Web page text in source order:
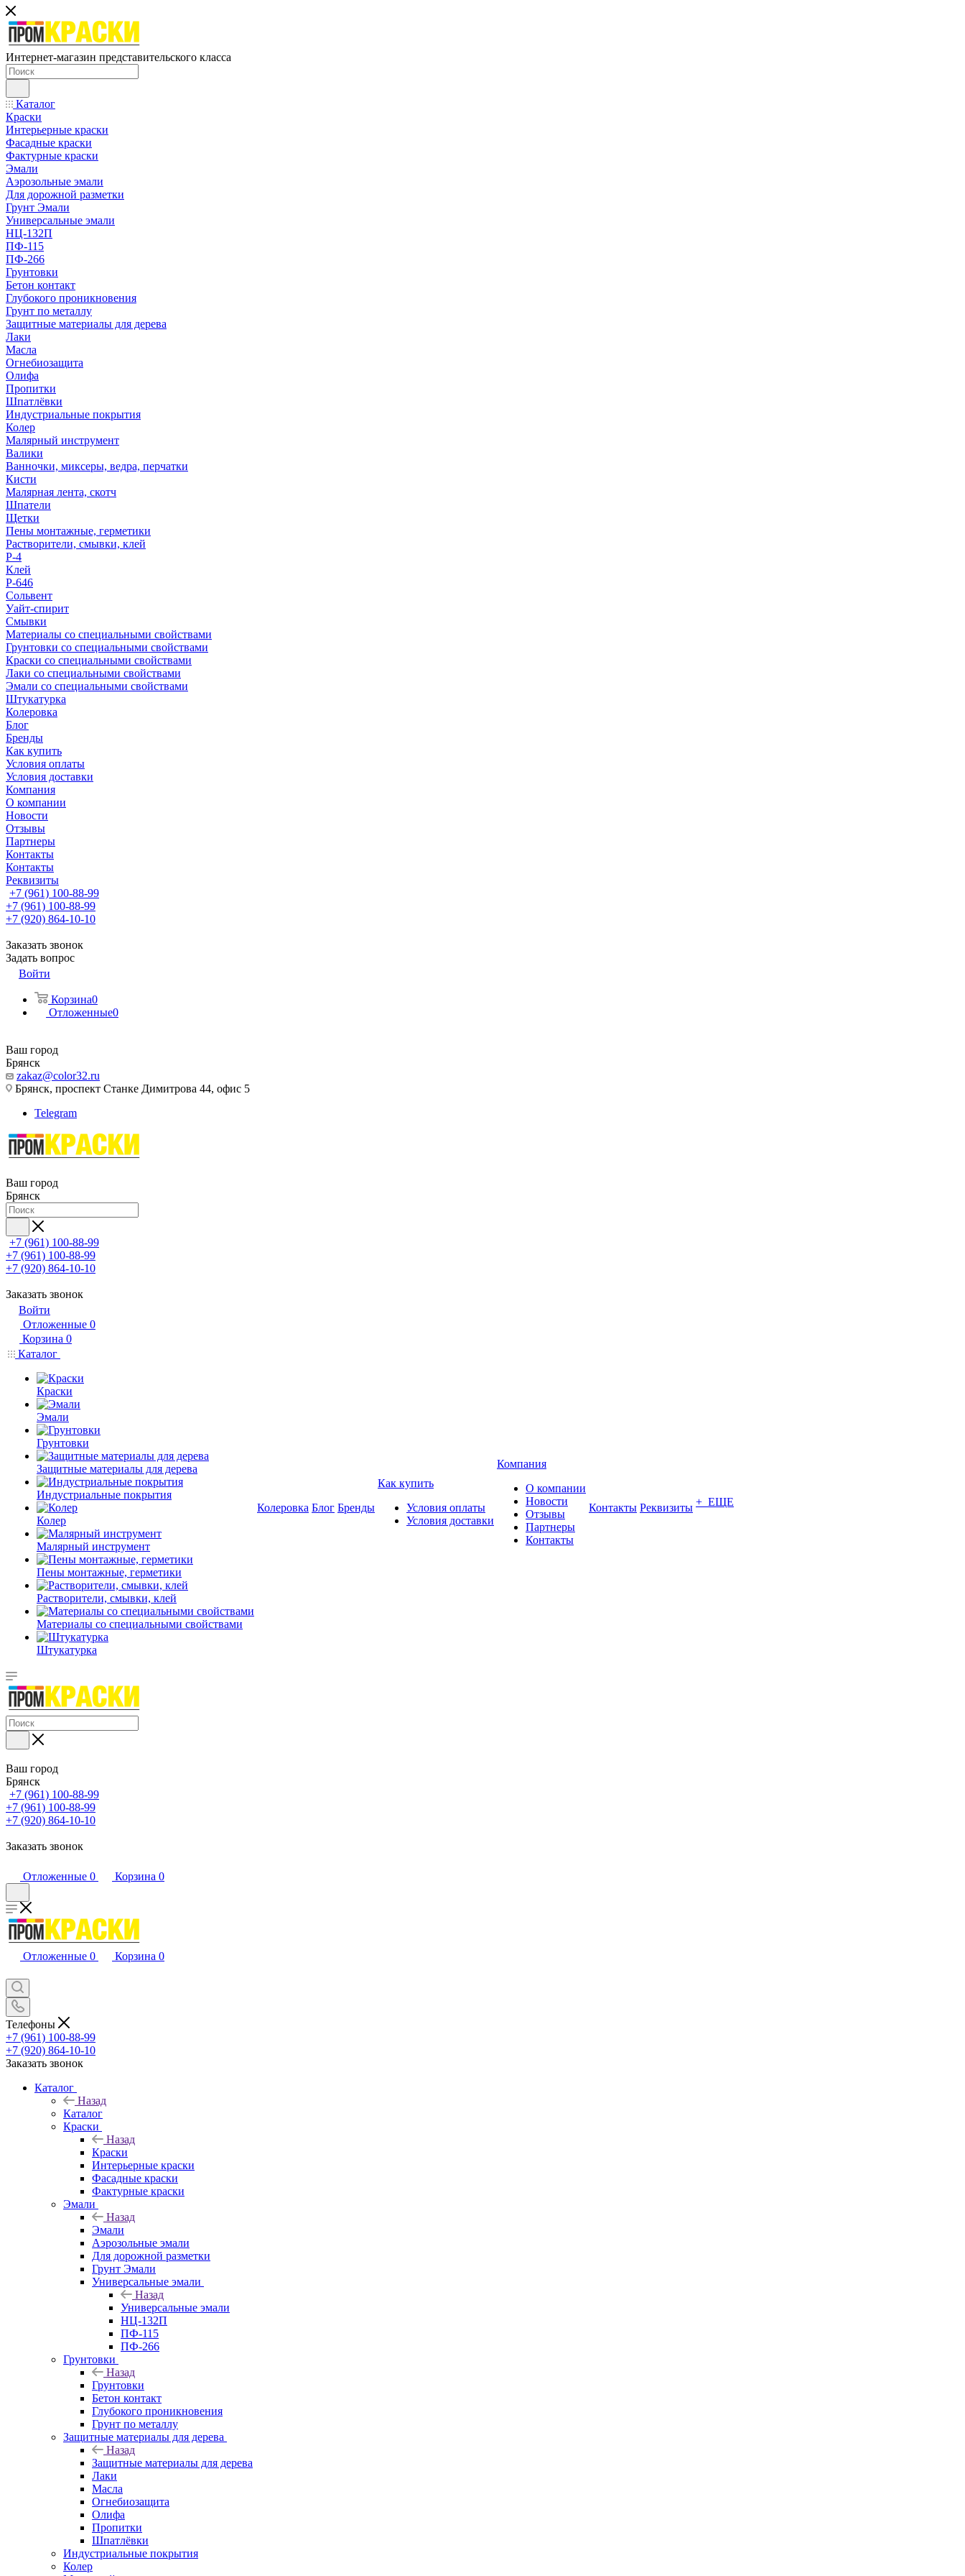
Интернет-магазин представительского класса
Каталог
Краски
Интерьерные краски
Фасадные краски
Фактурные краски
Эмали
Аэрозольные эмали
Для дорожной разметки
Грунт Эмали
Универсальные эмали
НЦ-132П
ПФ-115
ПФ-266
Грунтовки
Бетон контакт
Глубокого проникновения
Грунт по металлу
Защитные материалы для дерева
Лаки
Масла
Огнебиозащита
Олифа
Пропитки
Шпатлёвки
Индустриальные покрытия
Колер
Малярный инструмент
Валики
Ванночки, миксеры, ведра, перчатки
Кисти
Малярная лента, скотч
Шпатели
Щетки
Пены монтажные, герметики
Растворители, смывки, клей
Р-4
Клей
Р-646
Сольвент
Уайт-спирит
Смывки
Материалы со специальными свойствами
Грунтовки со специальными свойствами
Краски со специальными свойствами
Лаки со специальными свойствами
Эмали со специальными свойствами
Штукатурка
Колеровка
Блог
Бренды
Как купить
Условия оплаты
Условия доставки
Компания
О компании
Новости
Отзывы
Партнеры
Контакты
Контакты
Реквизиты
+7 (961) 100-88-99
+7 (961) 100-88-99
+7 (920) 864-10-10
Заказать звонок
Задать вопрос
Войти
Корзина0
Отложенные0
Ваш город
Брянск
zakaz@color32.ru
Брянск, проспект Станке Димитрова 44, офис 5
Telegram
Ваш город
Брянск
+7 (961) 100-88-99
+7 (961) 100-88-99
+7 (920) 864-10-10
Заказать звонок
Войти
Отложенные 0
Корзина 0
Каталог
Краски
Эмали
Грунтовки
Защитные материалы для дерева
Индустриальные покрытия
Колер
Малярный инструмент
Пены монтажные, герметики
Растворители, смывки, клей
Материалы со специальными свойствами
Штукатурка
Колеровка Блог Бренды
Как купить
Условия оплаты
Условия доставки
Компания
О компании
Новости
Отзывы
Партнеры
Контакты
Контакты Реквизиты + ЕЩЕ
Ваш город
Брянск
+7 (961) 100-88-99
+7 (961) 100-88-99
+7 (920) 864-10-10
Заказать звонок
Отложенные 0 Корзина 0
Отложенные 0 Корзина 0
Телефоны
+7 (961) 100-88-99
+7 (920) 864-10-10
Заказать звонок
Каталог
Назад
Каталог
Краски
Назад
Краски
Интерьерные краски
Фасадные краски
Фактурные краски
Эмали
Назад
Эмали
Аэрозольные эмали
Для дорожной разметки
Грунт Эмали
Универсальные эмали
Назад
Универсальные эмали
НЦ-132П
ПФ-115
ПФ-266
Грунтовки
Назад
Грунтовки
Бетон контакт
Глубокого проникновения
Грунт по металлу
Защитные материалы для дерева
Назад
Защитные материалы для дерева
Лаки
Масла
Огнебиозащита
Олифа
Пропитки
Шпатлёвки
Индустриальные покрытия
Колер